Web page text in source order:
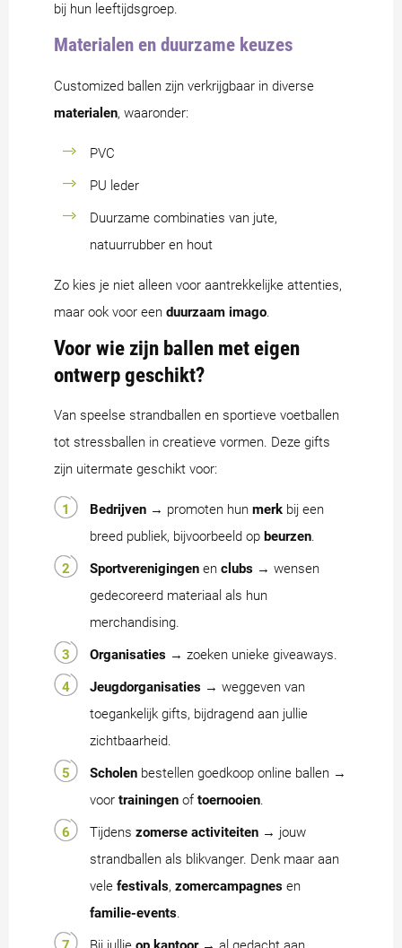
bij hun leeftijdsgroep.
Materialen en duurzame keuzes
Customized ballen zijn verkrijgbaar in diverse
materialen, waaronder:
PVC
PU leder
Duurzame combinaties van jute,
natuurrubber en hout
Zo kies je niet alleen voor aantrekkelijke attenties,
maar ook voor een duurzaam imago.
Voor wie zijn ballen met eigen
ontwerp geschikt?
Van speelse strandballen en sportieve voetballen
tot stressballen in creatieve vormen. Deze gifts
zijn uitermate geschikt voor:
Bedrijven → promoten hun merk bij een
breed publiek, bijvoorbeeld op beurzen.
Sportverenigingen en clubs → wensen
gedecoreerd materiaal als hun
merchandising.
Organisaties → zoeken unieke giveaways.
Jeugdorganisaties → weggeven van
toegankelijk gifts, bijdragend aan jullie
zichtbaarheid.
Scholen bestellen goedkoop online ballen →
voor trainingen of toernooien.
Tijdens zomerse activiteiten → jouw
strandballen als blikvanger. Denk maar aan
vele festivals, zomercampagnes en
familie-events.